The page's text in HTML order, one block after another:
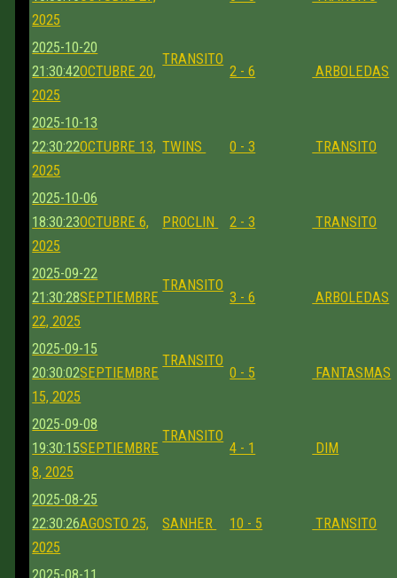
2025
2025-10-20
21:30:42OCTUBRE 20,
2025
TRANSITO
2 - 6 ARBOLEDAS
2025-10-13
22:30:22OCTUBRE 13,
2025
TWINS 0 - 3 TRANSITO
2025-10-06
18:30:23OCTUBRE 6,
2025
PROCLIN 2 - 3 TRANSITO
2025-09-22
21:30:28SEPTIEMBRE
22, 2025
TRANSITO
3 - 6 ARBOLEDAS
2025-09-15
20:30:02SEPTIEMBRE
15, 2025
TRANSITO
0 - 5 FANTASMAS
2025-09-08
19:30:15SEPTIEMBRE
8, 2025
TRANSITO
4 - 1 DIM
2025-08-25
22:30:26AGOSTO 25,
2025
SANHER 10 - 5 TRANSITO
2025-08-11